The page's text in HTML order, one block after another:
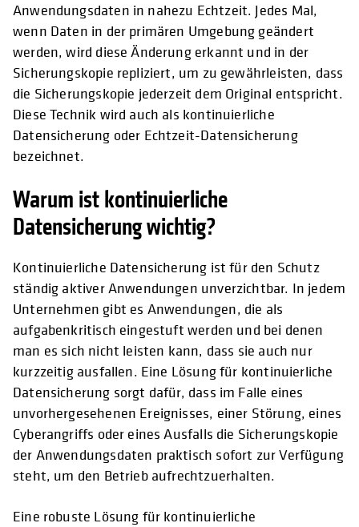
Anwendungsdaten in nahezu Echtzeit. Jedes Mal,
wenn Daten in der primären Umgebung geändert
werden, wird diese Änderung erkannt und in der
Sicherungskopie repliziert, um zu gewährleisten, dass
die Sicherungskopie jederzeit dem Original entspricht.
Diese Technik wird auch als kontinuierliche
Datensicherung oder Echtzeit-Datensicherung
bezeichnet.
Warum ist kontinuierliche
Datensicherung wichtig?
Kontinuierliche Datensicherung ist für den Schutz
ständig aktiver Anwendungen unverzichtbar. In jedem
Unternehmen gibt es Anwendungen, die als
aufgabenkritisch eingestuft werden und bei denen
man es sich nicht leisten kann, dass sie auch nur
kurzzeitig ausfallen. Eine Lösung für kontinuierliche
Datensicherung sorgt dafür, dass im Falle eines
unvorhergesehenen Ereignisses, einer Störung, eines
Cyberangriffs oder eines Ausfalls die Sicherungskopie
der Anwendungsdaten praktisch sofort zur Verfügung
steht, um den Betrieb aufrechtzuerhalten.
Eine robuste Lösung für kontinuierliche